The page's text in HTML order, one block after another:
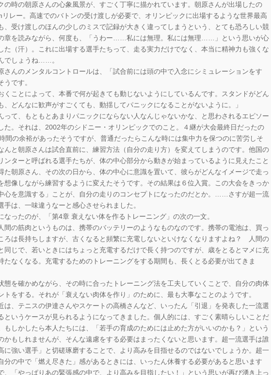
の時の朝原さんの心象風景が、すごく丁寧に描かれています。朝原さんが出場したの
リレー。高速でのバトンの受け渡しが必要で、オリンピックに出場するような世界最高
、受け渡しのほんの少しのミスで記録が大きく違ってしまうという、とても恐ろしい競
章を読みながら、何度も、「うわー……私には無理。私には無理……」という思いが心
た（汗）。これに出場する選手たちって、走る実力だけでなく、本当に精神力も強くな
でしょうね……。
さんのメンタルコントロールは、「試合前には頭の中で入念にシミュレーションをす
うです。
くことによって、本番で何が起きても動じないようにしているんです。スタンドがどん
、どんなに歓声がすごくても、動揺してパニックになることがないように。」
って、もともとあまりパニックにならない人なんじゃないかな、と思わされるエピソー
た。それは、2002年のシドニー・オリンピックでのこと。４継が大会最終日だったの
間の余裕があったそうですが、普通だったらこんな時には集中力を保つのに苦労しそ
んと朝原さんは試合直前に、練習方法（自分の走り方）を変えてしまうのです。他国の
ンターと呼ばれる選手たちが、体の中心部分から動きが始まっているように見えたこと
た朝原さん、その次の日から、体の中心に意識を置いて、彼らがどんなイメージで走っ
想像しながら練習するように変えたそうです。その結果は６位入賞。この大会をきっか
心を意識する」ことが、自分の走りのコンセプトになったのだとか。……さすが超一流
手は、一味違うなーと感心させられました。
なったのが、「第4章 衰えない体を作るトレーニング」の次の一文。
間の筋肉というものは、携帯のバッテリーのようなものなのです。携帯の電池は、買っ
ろは長持ちしますが、古くなると頻繁に充電しないといけなくなりますよね？ 人間の
同じで、若いときにはちょっと充電するだけで長く持つのですが、歳をとるとマメに充
たなくなる。充電するためのトレーニングをする期間も、長くとる必要が出てきま
態を確かめながら、その時に合ったトレーニング法を工夫していくことで、自分の肉体
トをする。それが「衰えない肉体を作り」のために、最も大事なことのようです。
は、テニスの伊達さんやスケートの高橋さんなど、いったん「引退」を発表した一流選
というケースが見られるようになってきました。個人的には、すごく素晴らしいことだ
もしかしたら本人たちには、「若手の育成のためには止めた方がいいのかも？」という
かもしれませんが、そんな遠慮をする必要はまったくないと思います。超一流選手は誰
に強い選手」と切磋琢磨することで、より高みを目指せるのではないでしょうか。超一
分の中で「燃え尽きた」感があるときには、いったん休養する必要があると思います
、「やっぱりあの緊張感の中で、より高みを目指したい！」という思いが再び湧き上っ